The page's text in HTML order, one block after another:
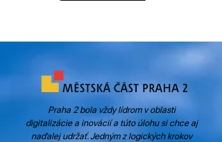
Praha 2 bola vždy lídrom v oblasti
digitalizácie a inovácií a túto úlohu si chce aj
naďalej udržať. Jedným z logických krokov